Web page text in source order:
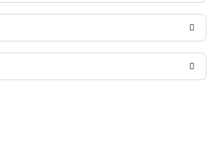
ürüne ilk yorumu siz yapın!